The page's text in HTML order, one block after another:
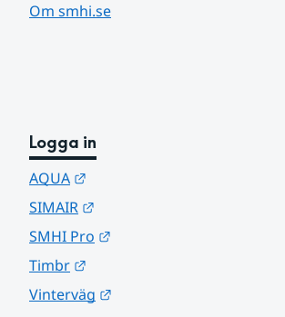
Om smhi.se
Logga in
AQUA
SIMAIR
SMHI Pro
Timbr
Vinterväg